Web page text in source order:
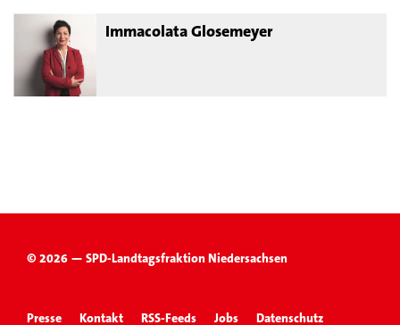
Immacolata Glosemeyer
© 2026 — SPD-Landtagsfraktion Niedersachsen
Presse Kontakt RSS-Feeds Jobs Datenschutz